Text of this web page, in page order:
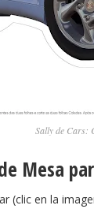
Sally de Cars:
Mesa
(clic en la